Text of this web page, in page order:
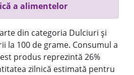
a alimentelor
din categoria Dulciuri și
la 100 de grame. Consumul a
produs reprezintă 26%
zilnică estimată pentru